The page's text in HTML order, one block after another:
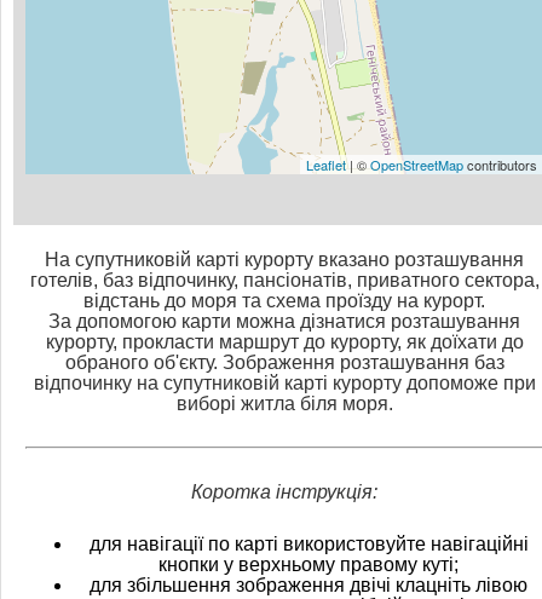
Leaflet| ©OpenStreetMapcontributors
На супутниковій карті курорту вказано розташування
готелів, баз відпочинку, пансіонатів, приватного сектора,
відстань до моря та схема проїзду на курорт.
За допомогою карти можна дізнатися розташування
курорту, прокласти маршрут до курорту, як доїхати до
обраного об'єкту. Зображення розташування баз
відпочинку на супутниковій карті курорту допоможе при
виборі житла біля моря.
Коротка інструкція:
для навігації по карті використовуйте навігаційні
кнопки у верхньому правому куті;
для збільшення зображення двічі клацніть лівою